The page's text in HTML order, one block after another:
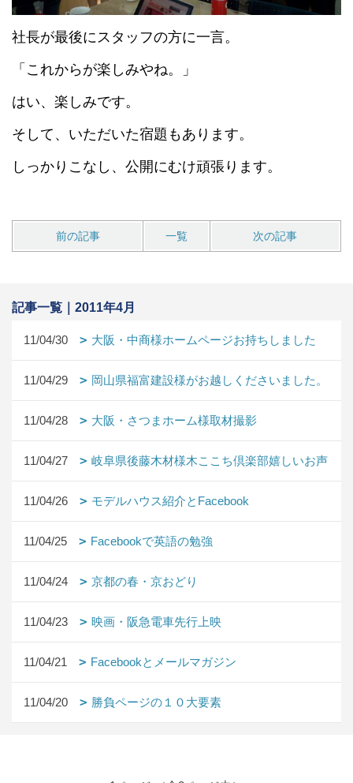
社長が最後にスタッフの方に一言。
「これからが楽しみやね。」
はい、楽しみです。
そして、いただいた宿題もあります。
しっかりこなし、公開にむけ頑張ります。
前の記事 一覧 次の記事
記事一覧｜2011年4月
11/04/30 大阪・中商様ホームページお持ちしました
11/04/29 岡山県福富建設様がお越しくださいました。
11/04/28 大阪・さつまホーム様取材撮影
11/04/27 岐阜県後藤木材様木ここち倶楽部嬉しいお声
11/04/26 モデルハウス紹介とFacebook
11/04/25 Facebookで英語の勉強
11/04/24 京都の春・京おどり
11/04/23 映画・阪急電車先行上映
11/04/21 Facebookとメールマガジン
11/04/20 勝負ページの１０大要素